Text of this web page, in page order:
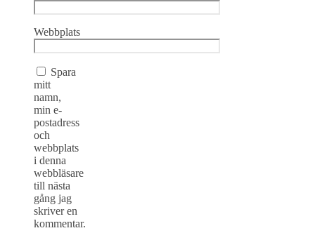
Webbplats
Spara
mitt
namn,
min e-
postadress
och
webbplats
i denna
webbläsare
till nästa
gång jag
skriver en
kommentar.